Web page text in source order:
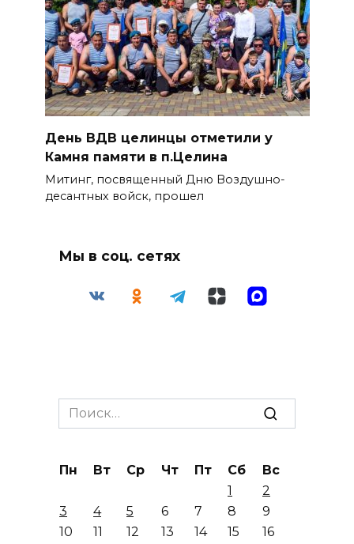
День ВДВ целинцы отметили у
Камня памяти в п.Целина
Митинг, посвященный Дню Воздушно-
десантных войск, прошел
Мы в соц. сетях
Search
for:
Пн Вт Ср Чт Пт Сб
Вс
1
2
3
4 5 6 7 8
9
10
11 12 13 14 15
16